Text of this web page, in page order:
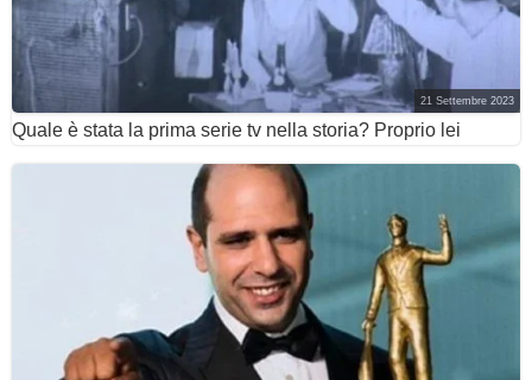
21 Settembre 2023
Quale è stata la prima serie tv nella storia? Proprio lei